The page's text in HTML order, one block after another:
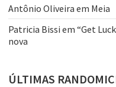
Antônio Oliveira em Meia
Patricia Bissi em “Get
nova
ÚLTIMAS